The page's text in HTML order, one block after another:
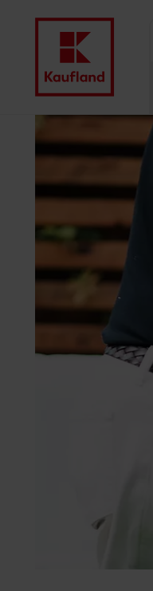
Hauptinhalt
Footer
Schwebender